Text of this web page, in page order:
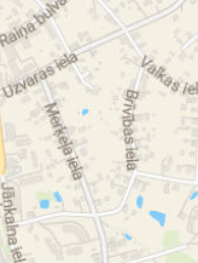
ūdens sildītāji
sildītāji
dvieļu žāvētāji
cauruļu
caurules
aku vāki